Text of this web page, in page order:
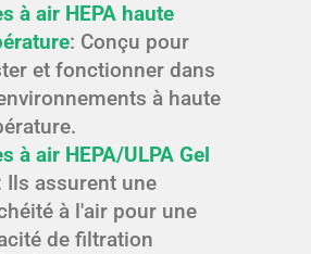
à air HEPA haute
: Conçu pour
et fonctionner dans
à haute
à air HEPA/ULPA Gel
Ils assurent une
à l'air pour une
de filtration